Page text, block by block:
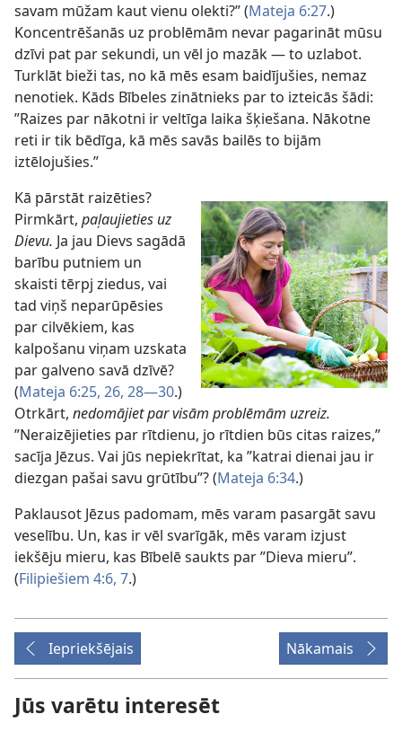
savam mūžam kaut vienu olekti?” (Mateja 6:27.)
Koncentrēšanās uz problēmām nevar pagarināt mūsu
dzīvi pat par sekundi, un vēl jo mazāk — to uzlabot.
Turklāt bieži tas, no kā mēs esam baidījušies, nemaz
nenotiek. Kāds Bībeles zinātnieks par to izteicās šādi:
”Raizes par nākotni ir veltīga laika šķiešana. Nākotne
reti ir tik bēdīga, kā mēs savās bailēs to bijām
iztēlojušies.”
Kā pārstāt raizēties?
Pirmkārt, paļaujieties uz
Dievu. Ja jau Dievs sagādā
barību putniem un
skaisti tērpj ziedus, vai
tad viņš neparūpēsies
par cilvēkiem, kas
kalpošanu viņam uzskata
par galveno savā dzīvē?
(Mateja 6:25, 26, 28—30.)
Otrkārt, nedomājiet par visām problēmām uzreiz.
”Neraizējieties par rītdienu, jo rītdien būs citas raizes,”
sacīja Jēzus. Vai jūs nepiekrītat, ka ”katrai dienai jau ir
diezgan pašai savu grūtību”? (Mateja 6:34.)
Paklausot Jēzus padomam, mēs varam pasargāt savu
veselību. Un, kas ir vēl svarīgāk, mēs varam izjust
iekšēju mieru, kas Bībelē saukts par ”Dieva mieru”.
(Filipiešiem 4:6, 7.)
Iepriekšējais Nākamais
Jūs varētu interesēt